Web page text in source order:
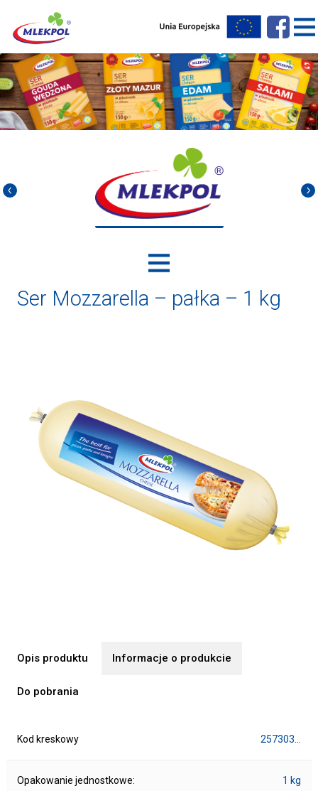
Ser Mozzarella – pałka – 1 kg
Opis produktu Informacje o produkcie
Do pobrania
Kod kreskowy 257303…
Opakowanie jednostkowe: 1 kg